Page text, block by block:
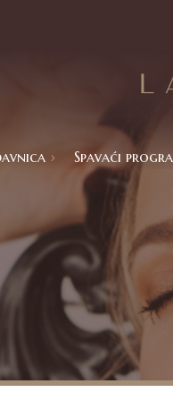
Spavaći
Isabbela